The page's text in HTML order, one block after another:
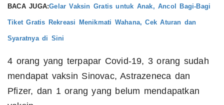
BACA JUGA:Gelar Vaksin Gratis untuk Anak, Ancol Bagi-Bagi
Tiket Gratis Rekreasi Menikmati Wahana, Cek Aturan dan
Syaratnya di Sini
4 orang yang terpapar Covid-19, 3 orang sudah
mendapat vaksin Sinovac, Astrazeneca dan
Pfizer, dan 1 orang yang belum mendapatkan